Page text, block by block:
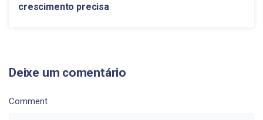
crescimento precisa
Deixe um comentário
Comment